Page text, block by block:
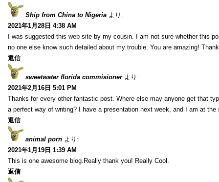
Ship from China to Nigeria より:
2021年1月28日 4:38 AM
I was suggested this web site by my cousin. I am not sure whether this
no one else know such detailed about my trouble. You are amazing!
返信
sweetwater florida commisioner より:
2021年2月16日 5:01 PM
Thanks for every other fantastic post. Where else may anyone get that
a perfect way of writing? I have a presentation next week, and I am at the
返信
animal porn より:
2021年1月19日 1:39 AM
This is one awesome blog.Really thank you! Really Cool.
返信